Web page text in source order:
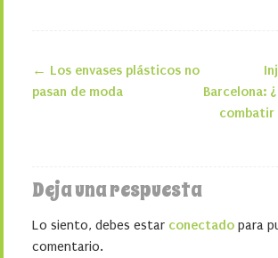
Navegación de la
← Los envases plásticos no
pasan de moda
Barcelona:
combatir
Deja una respuesta
Lo siento, debes estar conectado para
comentario.